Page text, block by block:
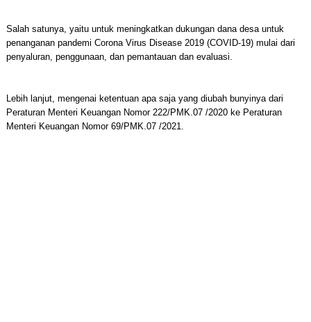
Salah satunya, yaitu untuk meningkatkan dukungan dana desa untuk
penanganan pandemi Corona Virus Disease 2019 (COVID-19) mulai dari
penyaluran, penggunaan, dan pemantauan dan evaluasi.
Lebih lanjut, mengenai ketentuan apa saja yang diubah bunyinya dari
Peraturan Menteri Keuangan Nomor 222/PMK.07 /2020 ke Peraturan
Menteri Keuangan Nomor 69/PMK.07 /2021.